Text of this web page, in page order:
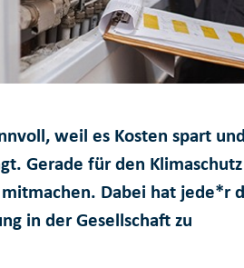
weil es Kosten spart
Gerade für den Klimaschutz
Dabei hat jede*r
in der Gesellschaft zu